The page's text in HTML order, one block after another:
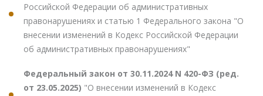
Российской Федерации об административных
правонарушениях и статью 1 Федерального закона "О
внесении изменений в Кодекс Российской Федерации
об административных правонарушениях"
Федеральный закон от 30.11.2024 N 420-ФЗ (ред.
от 23.05.2025) "О внесении изменений в Кодекс